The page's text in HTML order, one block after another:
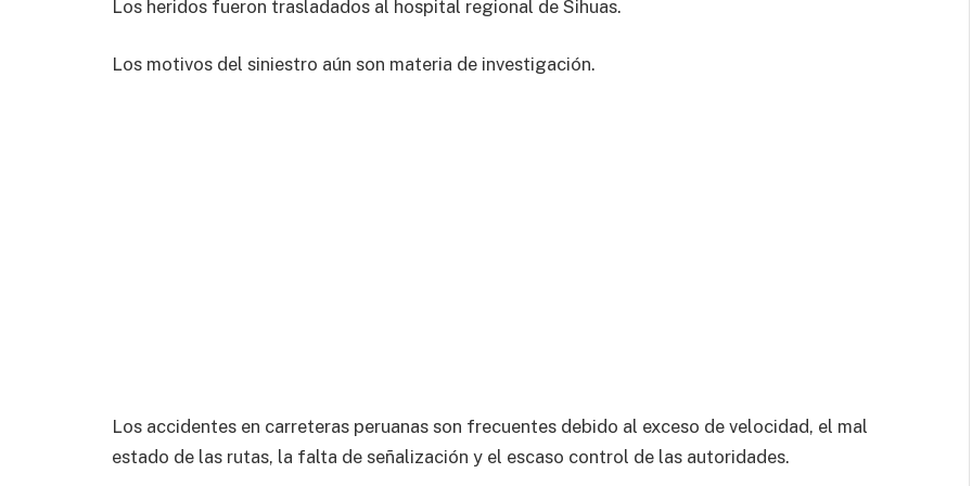
Los heridos fueron trasladados al hospital regional de Sihuas.
Los motivos del siniestro aún son materia de investigación.
Los accidentes en carreteras peruanas son frecuentes debido al exceso de velocidad, el mal
estado de las rutas, la falta de señalización y el escaso control de las autoridades.